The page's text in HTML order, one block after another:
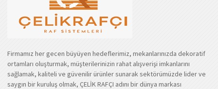
Firmamız her gecen büyüyen hedeflerimiz, mekanlarınızda dekoratif
ortamları oluşturmak, müşterilerinizin rahat alışverişi imkanlarını
sağlamak, kaliteli ve güvenilir ürünler sunarak sektörümüzde lider ve
saygın bir kuruluş olmak, ÇELİK RAFÇI adını bir dünya markası